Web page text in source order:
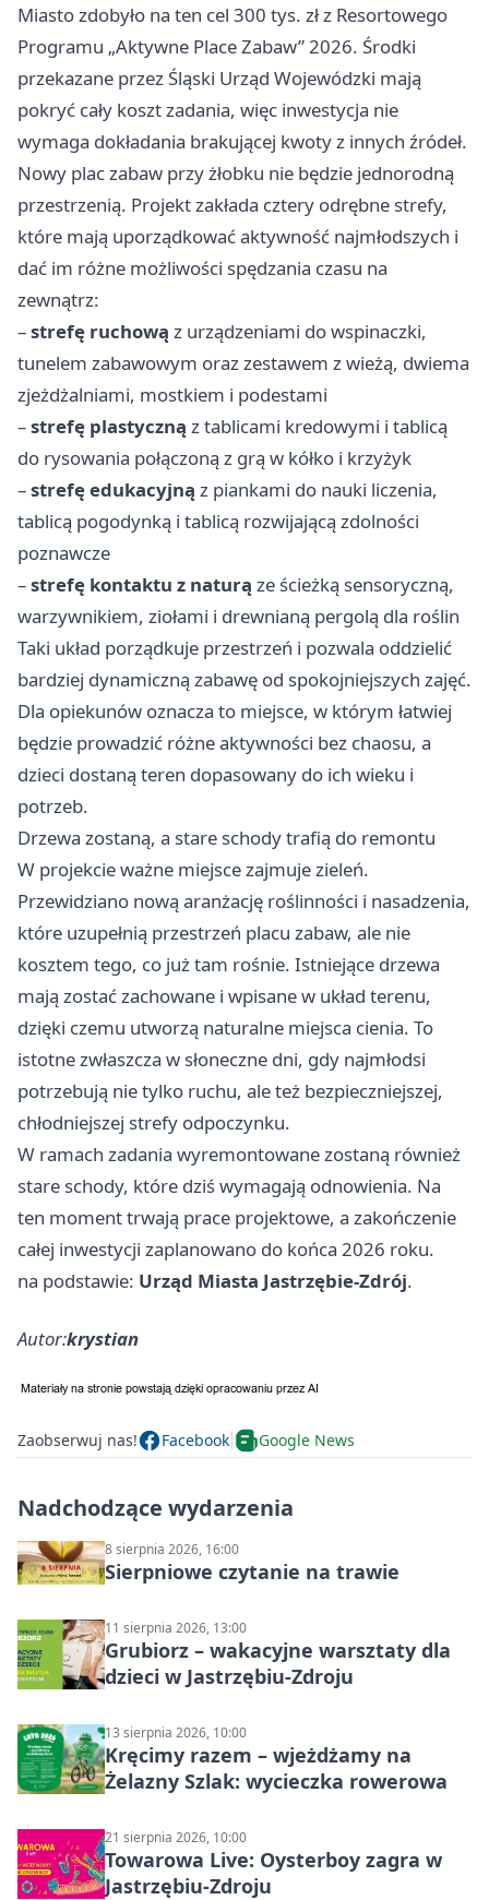
Miasto zdobyło na ten cel 300 tys. zł z Resortowego
Programu „Aktywne Place Zabaw” 2026. Środki
przekazane przez Śląski Urząd Wojewódzki mają
pokryć cały koszt zadania, więc inwestycja nie
wymaga dokładania brakującej kwoty z innych źródeł.
Nowy plac zabaw przy żłobku nie będzie jednorodną
przestrzenią. Projekt zakłada cztery odrębne strefy,
które mają uporządkować aktywność najmłodszych i
dać im różne możliwości spędzania czasu na
zewnątrz:
–strefę ruchową z urządzeniami do wspinaczki,
tunelem zabawowym oraz zestawem z wieżą, dwiema
zjeżdżalniami, mostkiem i podestami
–strefę plastyczną z tablicami kredowymi i tablicą
do rysowania połączoną z grą w kółko i krzyżyk
–strefę edukacyjną z piankami do nauki liczenia,
tablicą pogodynką i tablicą rozwijającą zdolności
poznawcze
–strefę kontaktu z naturą ze ścieżką sensoryczną,
warzywnikiem, ziołami i drewnianą pergolą dla roślin
Taki układ porządkuje przestrzeń i pozwala oddzielić
bardziej dynamiczną zabawę od spokojniejszych zajęć.
Dla opiekunów oznacza to miejsce, w którym łatwiej
będzie prowadzić różne aktywności bez chaosu, a
dzieci dostaną teren dopasowany do ich wieku i
potrzeb.
Drzewa zostaną, a stare schody trafią do remontu
W projekcie ważne miejsce zajmuje zieleń.
Przewidziano nową aranżację roślinności i nasadzenia,
które uzupełnią przestrzeń placu zabaw, ale nie
kosztem tego, co już tam rośnie. Istniejące drzewa
mają zostać zachowane i wpisane w układ terenu,
dzięki czemu utworzą naturalne miejsca cienia. To
istotne zwłaszcza w słoneczne dni, gdy najmłodsi
potrzebują nie tylko ruchu, ale też bezpieczniejszej,
chłodniejszej strefy odpoczynku.
W ramach zadania wyremontowane zostaną również
stare schody, które dziś wymagają odnowienia. Na
ten moment trwają prace projektowe, a zakończenie
całej inwestycji zaplanowano do końca 2026 roku.
na podstawie: Urząd Miasta Jastrzębie-Zdrój.
Autor:krystian
Zaobserwuj nas! Facebook Google News
Nadchodzące wydarzenia
8 sierpnia 2026, 16:00
Sierpniowe czytanie na trawie
11 sierpnia 2026, 13:00
Grubiorz – wakacyjne warsztaty dla
dzieci w Jastrzębiu-Zdroju
13 sierpnia 2026, 10:00
Kręcimy razem – wjeżdżamy na
Żelazny Szlak: wycieczka rowerowa
21 sierpnia 2026, 10:00
Towarowa Live: Oysterboy zagra w
Jastrzębiu-Zdroju